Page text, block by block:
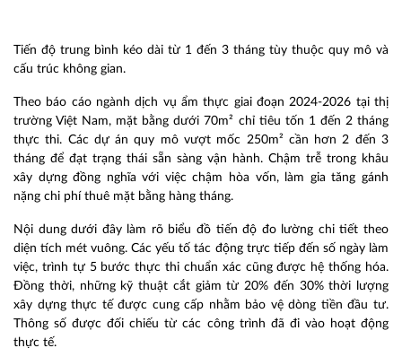
Tiến độ trung bình kéo dài từ 1 đến 3 tháng tùy thuộc quy mô và
cấu trúc không gian.
Theo báo cáo ngành dịch vụ ẩm thực giai đoạn 2024-2026 tại thị
trường Việt Nam, mặt bằng dưới 70m² chỉ tiêu tốn 1 đến 2 tháng
thực thi. Các dự án quy mô vượt mốc 250m² cần hơn 2 đến 3
tháng để đạt trạng thái sẵn sàng vận hành. Chậm trễ trong khâu
xây dựng đồng nghĩa với việc chậm hòa vốn, làm gia tăng gánh
nặng chi phí thuê mặt bằng hàng tháng.
Nội dung dưới đây làm rõ biểu đồ tiến độ đo lường chi tiết theo
diện tích mét vuông. Các yếu tố tác động trực tiếp đến số ngày làm
việc, trình tự 5 bước thực thi chuẩn xác cũng được hệ thống hóa.
Đồng thời, những kỹ thuật cắt giảm từ 20% đến 30% thời lượng
xây dựng thực tế được cung cấp nhằm bảo vệ dòng tiền đầu tư.
Thông số được đối chiếu từ các công trình đã đi vào hoạt động
thực tế.